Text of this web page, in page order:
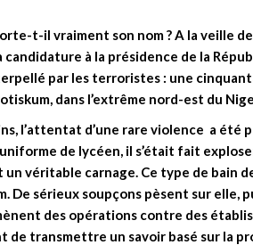
t-il vraiment son nom ? A la veille
candidature à la présidence de la
par les terroristes : une
dans l’extrême nord-est du
l’attentat d’une rare violence a été
de lycéen, il s’était fait
véritable carnage. Ce type de bain
De sérieux soupçons pèsent sur elle,
des opérations contre des
de transmettre un savoir basé sur la